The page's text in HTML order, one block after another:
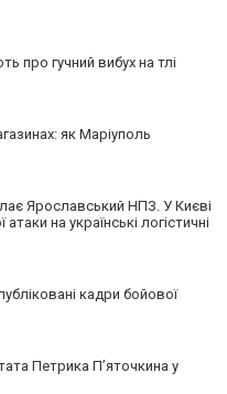
про гучний вибух на тлі
як Маріуполь
Ярославський НПЗ. У Києві
на українські логістичні
кадри бойової
Петрика П’яточкина у